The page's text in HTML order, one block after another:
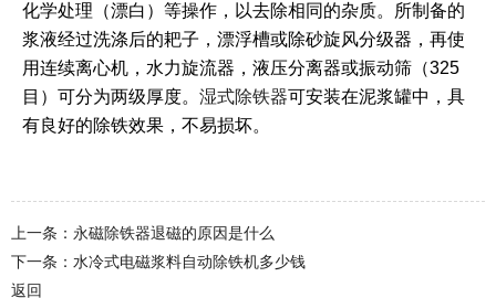
化学处理（漂白）等操作，以去除相同的杂质。所制备的
浆液经过洗涤后的耙子，漂浮槽或除砂旋风分级器，再使
用连续离心机，水力旋流器，液压分离器或振动筛（325
目）可分为两级厚度。 湿式除铁器可安装在泥浆罐中，具
有良好的除铁效果，不易损坏。
上一条：永磁除铁器退磁的原因是什么
下一条：水冷式电磁浆料自动除铁机多少钱
返回